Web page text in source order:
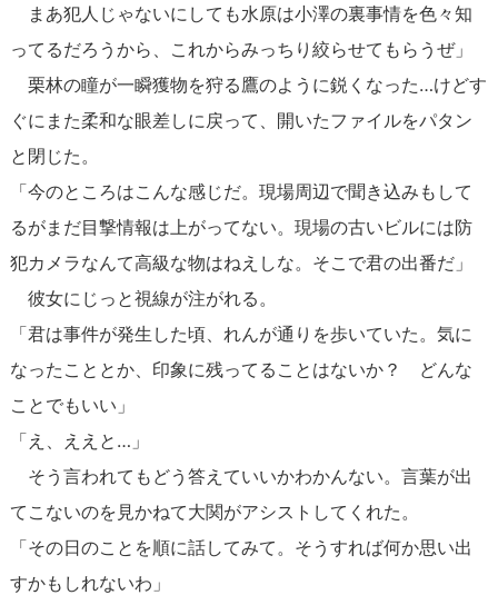
まあ犯人じゃないにしても水原は小澤の裏事情を色々知
ってるだろうから、これからみっちり絞らせてもらうぜ」
栗林の瞳が一瞬獲物を狩る鷹のように鋭くなった…けどす
ぐにまた柔和な眼差しに戻って、開いたファイルをパタン
と閉じた。
「今のところはこんな感じだ。現場周辺で聞き込みもして
るがまだ目撃情報は上がってない。現場の古いビルには防
犯カメラなんて高級な物はねえしな。そこで君の出番だ」
彼女にじっと視線が注がれる。
「君は事件が発生した頃、れんが通りを歩いていた。気に
なったこととか、印象に残ってることはないか？ どんな
ことでもいい」
「え、ええと…」
そう言われてもどう答えていいかわかんない。言葉が出
てこないのを見かねて大関がアシストしてくれた。
「その日のことを順に話してみて。そうすれば何か思い出
すかもしれないわ」